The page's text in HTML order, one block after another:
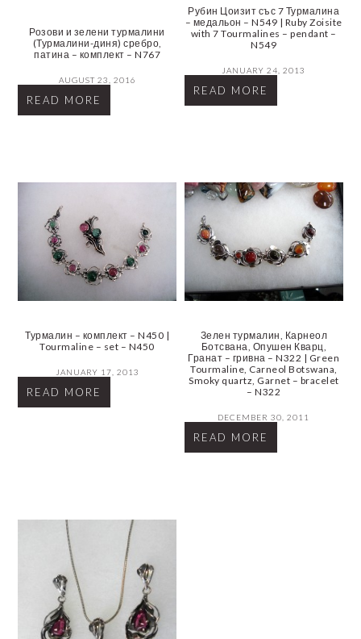
Розови и зелени турмалини
(Турмалини-диня) сребро,
патина – комплект – N767
AUGUST 23, 2016
READ MORE
Рубин Цоизит със 7 Турмалина
– медальон – N549 | Ruby Zoisite
with 7 Tourmalines – pendant –
N549
JANUARY 24, 2013
READ MORE
Турмалин – комплект – N450 |
Tourmaline – set – N450
JANUARY 17, 2013
READ MORE
Зелен турмалин, Карнеол
Ботсвана, Опушен Кварц,
Гранат – гривна – N322 | Green
Tourmaline, Carneol Botswana,
Smoky quartz, Garnet – bracelet
– N322
DECEMBER 30, 2011
READ MORE